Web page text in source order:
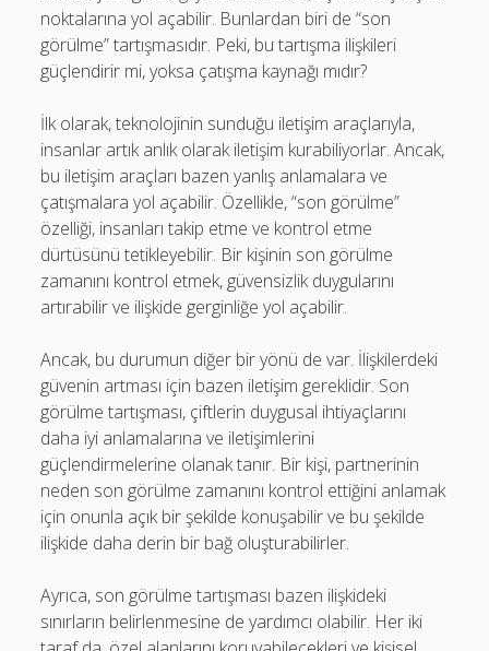
noktalarına yol açabilir. Bunlardan biri de “son
görülme” tartışmasıdır. Peki, bu tartışma ilişkileri
güçlendirir mi, yoksa çatışma kaynağı mıdır?
İlk olarak, teknolojinin sunduğu iletişim araçlarıyla,
insanlar artık anlık olarak iletişim kurabiliyorlar. Ancak,
bu iletişim araçları bazen yanlış anlamalara ve
çatışmalara yol açabilir. Özellikle, “son görülme”
özelliği, insanları takip etme ve kontrol etme
dürtüsünü tetikleyebilir. Bir kişinin son görülme
zamanını kontrol etmek, güvensizlik duygularını
artırabilir ve ilişkide gerginliğe yol açabilir.
Ancak, bu durumun diğer bir yönü de var. İlişkilerdeki
güvenin artması için bazen iletişim gereklidir. Son
görülme tartışması, çiftlerin duygusal ihtiyaçlarını
daha iyi anlamalarına ve iletişimlerini
güçlendirmelerine olanak tanır. Bir kişi, partnerinin
neden son görülme zamanını kontrol ettiğini anlamak
için onunla açık bir şekilde konuşabilir ve bu şekilde
ilişkide daha derin bir bağ oluşturabilirler.
Ayrıca, son görülme tartışması bazen ilişkideki
sınırların belirlenmesine de yardımcı olabilir. Her iki